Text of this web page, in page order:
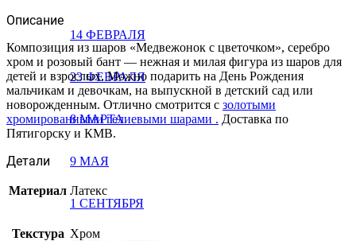
14 ФЕВРАЛЯ
23 ФЕВРАЛЯ
8 МАРТА
9 МАЯ
1 СЕНТЯБРЯ
Описание
Композиция из шаров «Медвежонок с цветочком», серебро
хром и розовый бант — нежная и милая фигура из шаров для
детей и взрослых. Можно подарить на День Рождения
мальчикам и девочкам, на выпускной в детский сад или
новорожденным. Отлично смотрится с золотыми
хромированными гелиевыми шарами . Доставка по
Пятигорску и КМВ.
Детали
Материал Латекс
Текстура Хром